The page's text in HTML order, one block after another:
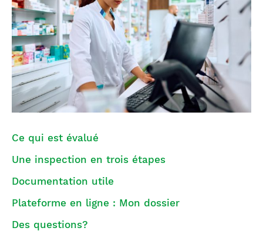
Ce qui est évalué
Une inspection en trois étapes
Documentation utile
Plateforme en ligne : Mon dossier
Des questions?